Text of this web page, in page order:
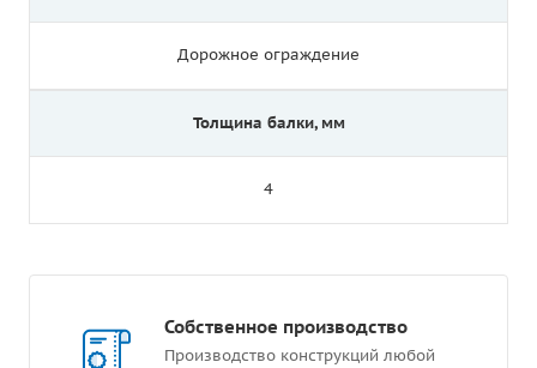
Дорожное ограждение
Толщина балки, мм
4
Собственное производство
Производство конструкций любой